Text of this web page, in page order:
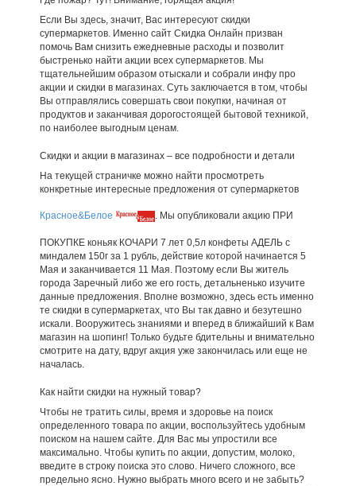
Если Вы здесь, значит, Вас интересуют скидки
супермаркетов. Именно сайт Скидка Онлайн призван
помочь Вам снизить ежедневные расходы и позволит
быстренько найти акции всех супермаркетов. Мы
тщательнейшим образом отыскали и собрали инфу про
акции и скидки в магазинах. Суть заключается в том, чтобы
Вы отправлялись совершать свои покупки, начиная от
продуктов и заканчивая дорогостоящей бытовой техникой,
по наиболее выгодным ценам.
Скидки и акции в магазинах – все подробности и детали
На текущей страничке можно найти просмотреть
конкретные интересные предложения от супермаркетов
Красное&Белое . Мы опубликовали акцию ПРИ
ПОКУПКЕ коньяк КОЧАРИ 7 лет 0,5л конфеты АДЕЛЬ с
миндалем 150г за 1 рубль, действие которой начинается 5
Мая и заканчивается 11 Мая. Поэтому если Вы житель
города Заречный либо же его гость, детальненько изучите
данные предложения. Вполне возможно, здесь есть именно
те скидки в супермаркетах, что Вы так давно и безутешно
искали. Вооружитесь знаниями и вперед в ближайший к Вам
магазин на шопинг! Только будьте бдительны и внимательно
смотрите на дату, вдруг акция уже закончилась или еще не
началась.
Как найти скидки на нужный товар?
Чтобы не тратить силы, время и здоровье на поиск
определенного товара по акции, воспользуйтесь удобным
поиском на нашем сайте. Для Вас мы упростили все
максимально. Чтобы купить по акции, допустим, молоко,
введите в строку поиска это слово. Ничего сложного, все
предельно ясно. Нужно выбрать много всего и не забыть?